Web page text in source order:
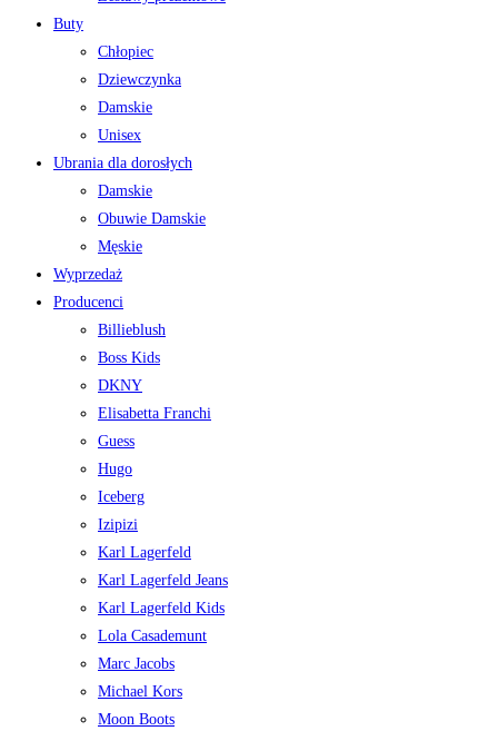
Buty
Chłopiec
Dziewczynka
Damskie
Unisex
Ubrania dla dorosłych
Damskie
Obuwie Damskie
Męskie
Wyprzedaż
Producenci
Billieblush
Boss Kids
DKNY
Elisabetta Franchi
Guess
Hugo
Iceberg
Izipizi
Karl Lagerfeld
Karl Lagerfeld Jeans
Karl Lagerfeld Kids
Lola Casademunt
Marc Jacobs
Michael Kors
Moon Boots